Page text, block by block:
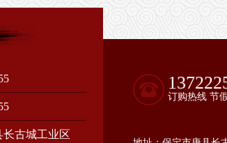
古城工业区
订购热线 节